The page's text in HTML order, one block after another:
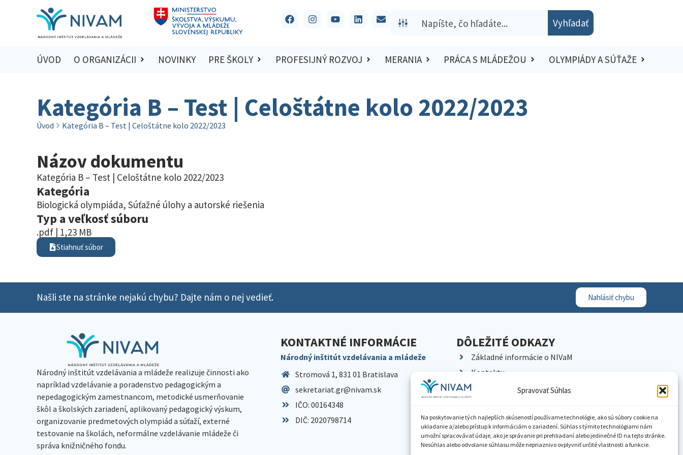
Spravovať Súhlas
Na poskytovanie tých najlepších skúseností používame technológie, ako sú súbory cookie na
ukladanie a/alebo prístup k informáciám o zariadení. Súhlas s týmito technológiami nám
umožní spracovávať údaje, ako je správanie pri prehliadaní alebo jedinečné ID na tejto stránke.
Nesúhlas alebo odvolanie súhlasu môže nepriaznivo ovplyvniť určité vlastnosti a funkcie.
Vyhľadať
ÚVOD O ORGANIZÁCII NOVINKY PRE ŠKOLY PROFESIJNÝ ROZVOJ MERANIA PRÁCA S MLÁDEŽOU OLYMPIÁDY A SÚŤAŽE
Kategória B – Test | Celoštátne kolo 2022/2023
Úvod Kategória B – Test | Celoštátne kolo 2022/2023
Názov dokumentu
Kategória B – Test | Celoštátne kolo 2022/2023
Kategória
Biologická olympiáda, Súťažné úlohy a autorské riešenia
Typ a veľkosť súboru
.pdf | 1,23 MB
Stiahnuť súbor
Našli ste na stránke nejakú chybu? Dajte nám o nej vedieť. Nahlásiť chybu
Národný inštitút vzdelávania a mládeže realizuje činnosti ako
napríklad vzdelávanie a poradenstvo pedagogickým a
nepedagogickým zamestnancom, metodické usmerňovanie
škôl a školských zariadení, aplikovaný pedagogický výskum,
organizovanie predmetových olympiád a súťaží, externé
testovanie na školách, neformálne vzdelávanie mládeže či
správa knižničného fondu.
KONTAKTNÉ INFORMÁCIE
Národný inštitút vzdelávania a mládeže
Stromová 1, 831 01 Bratislava
sekretariat.gr@nivam.sk
IČO: 00164348
DIČ: 2020798714
DÔLEŽITÉ ODKAZY
Základné informácie o NIVaM
Kontakty
Kariéra
Pracoviská NIVaM
Dokumenty inštitúcie
Knižnica